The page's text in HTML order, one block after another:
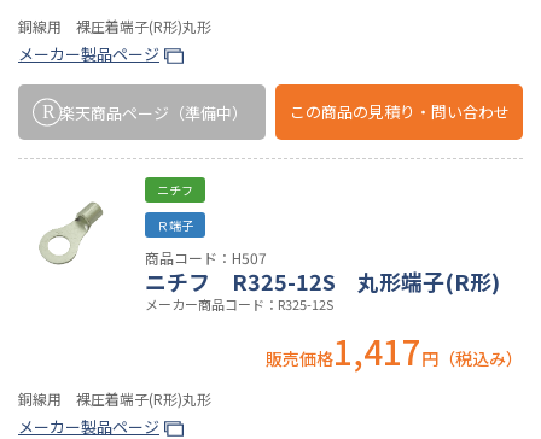
銅線用 裸圧着端子(R形)丸形
メーカー製品ページ
楽天商品ページ （準備中） この商品の見積り・問い合わせ
ニチフ
Ｒ端子
商品コード：H507
ニチフ R325-12S 丸形端子(R形)
メーカー商品コード：R325-12S
販売価格1,417円（税込み）
銅線用 裸圧着端子(R形)丸形
メーカー製品ページ